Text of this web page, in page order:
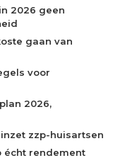
2026 geen
gaan van
voor
2026,
zzp-huisartsen
écht rendement